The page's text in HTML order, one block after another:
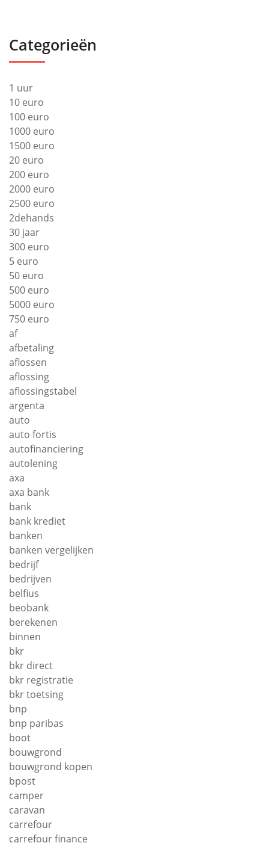
Categorieën
1 uur
10 euro
100 euro
1000 euro
1500 euro
20 euro
200 euro
2000 euro
2500 euro
2dehands
30 jaar
300 euro
5 euro
50 euro
500 euro
5000 euro
750 euro
af
afbetaling
aflossen
aflossing
aflossingstabel
argenta
auto
auto fortis
autofinanciering
autolening
axa
axa bank
bank
bank krediet
banken
banken vergelijken
bedrijf
bedrijven
belfius
beobank
berekenen
binnen
bkr
bkr direct
bkr registratie
bkr toetsing
bnp
bnp paribas
boot
bouwgrond
bouwgrond kopen
bpost
camper
caravan
carrefour
carrefour finance